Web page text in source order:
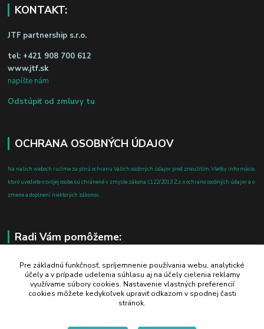
KONTAKT:
JTF partnership s.r.o.
tel: +421 908 700 612
www.jtf.sk
napíšte nám
Odstúpiť od zmluvy tu
OCHRANA OSOBNÝCH ÚDAJOV
Na našich weboch ručíme za plnú ochranu Vašich osobných údajov pred zneužitím. Všetky informácie,
ktoré uvediete o svojej osobe, sú chránené v zmysle zákona č.122/2013 Z.z. o ochrane osobných údajov a o
zmene a doplnení niektorých zákonov.
Radi Vám pomôžeme:
+421 908 700 612
po-pia: 8.00 - 16.00
business@jtf.sk
Pre základnú funkčnosť, spríjemnenie používania webu, analytické
účely a v prípade udelenia súhlasu aj na účely cielenia reklamy
využívame súbory cookies. Nastavenie vlastných preferencií
cookies môžete kedykoľvek upraviť odkazom v spodnej časti
stránok.